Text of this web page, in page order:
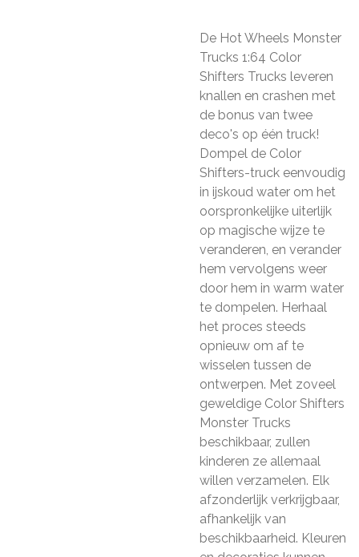
De Hot Wheels Monster
Trucks 1:64 Color
Shifters Trucks leveren
knallen en crashen met
de bonus van twee
deco's op één truck!
Dompel de Color
Shifters-truck eenvoudig
in ijskoud water om het
oorspronkelijke uiterlijk
op magische wijze te
veranderen, en verander
hem vervolgens weer
door hem in warm water
te dompelen. Herhaal
het proces steeds
opnieuw om af te
wisselen tussen de
ontwerpen. Met zoveel
geweldige Color Shifters
Monster Trucks
beschikbaar, zullen
kinderen ze allemaal
willen verzamelen. Elk
afzonderlijk verkrijgbaar,
afhankelijk van
beschikbaarheid. Kleuren